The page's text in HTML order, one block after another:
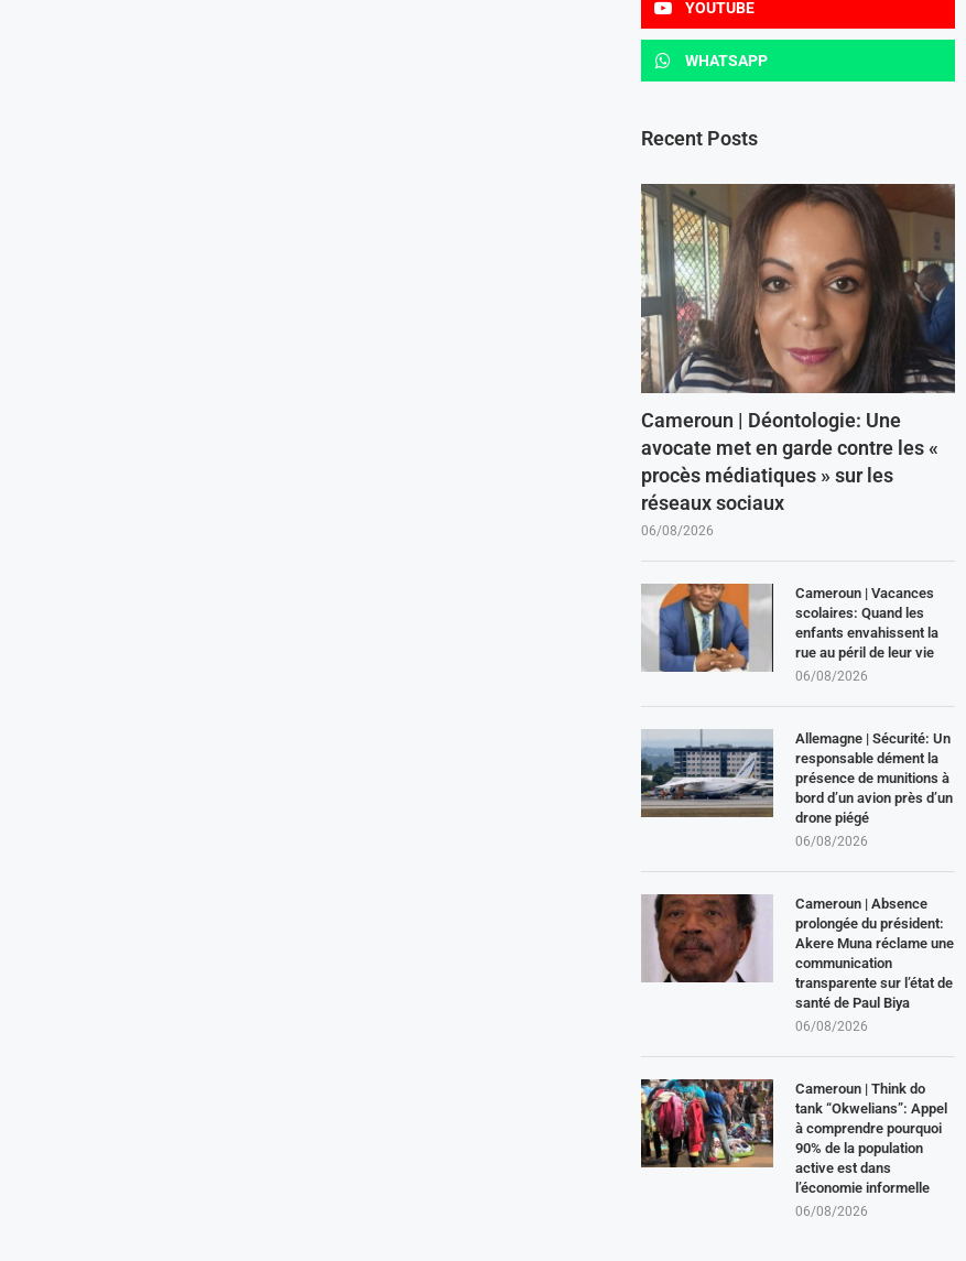
YOUTUBE
WHATSAPP
Recent Posts
Cameroun | Déontologie: Une
avocate met en garde contre les «
procès médiatiques » sur les
réseaux sociaux
06/08/2026
Cameroun | Vacances
scolaires: Quand les
enfants envahissent la
rue au péril de leur vie
06/08/2026
Allemagne | Sécurité: Un
responsable dément la
présence de munitions à
bord d’un avion près d’un
drone piégé
06/08/2026
Cameroun | Absence
prolongée du président:
Akere Muna réclame une
communication
transparente sur l’état de
santé de Paul Biya
06/08/2026
Cameroun | Think do
tank “Okwelians”: Appel
à comprendre pourquoi
90% de la population
active est dans
l’économie informelle
06/08/2026